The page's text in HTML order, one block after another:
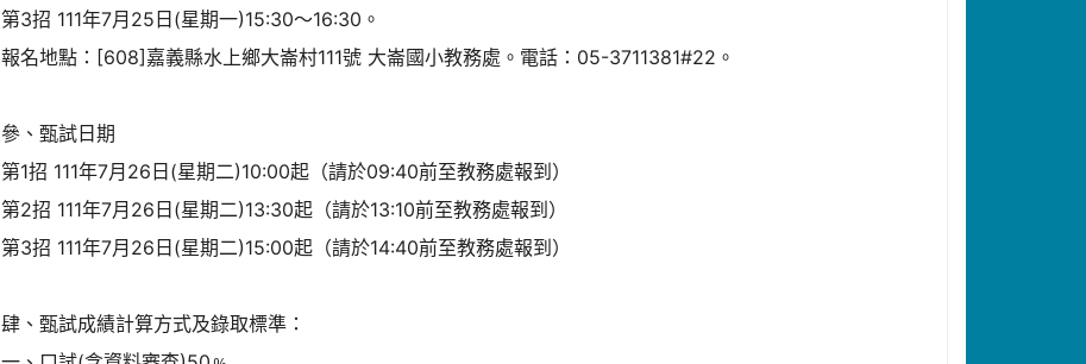
第3招 111年7月25日(星期一)15:30～16:30。
報名地點：[608]嘉義縣水上鄉大崙村111號 大崙國小教務處。電話：05-3711381#22。
參、甄試日期
第1招 111年7月26日(星期二)10:00起（請於09:40前至教務處報到）
第2招 111年7月26日(星期二)13:30起（請於13:10前至教務處報到）
第3招 111年7月26日(星期二)15:00起（請於14:40前至教務處報到）
肆、甄試成績計算方式及錄取標準：